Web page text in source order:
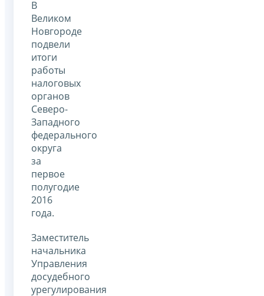
В
Великом
Новгороде
подвели
итоги
работы
налоговых
органов
Северо-
Западного
федерального
округа
за
первое
полугодие
2016
года.
Заместитель
начальника
Управления
досудебного
урегулирования